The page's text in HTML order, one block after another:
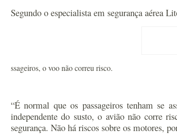
Segundo o especialista em segurança aérea
ssageiros, o voo não correu risco.
“É normal que os passageiros tenham se
independente do susto, o avião não corre
segurança. Não há riscos sobre os motores,